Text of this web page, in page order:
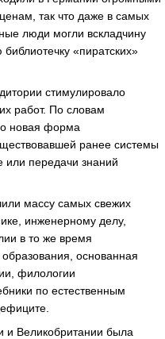
так что даже в самых
люди могли вскладчину
библиотечку «пиратских»
стимулировало
работ. По словам
новая форма
ранее системы
или передачи знаний
массу самых свежих
инженерному делу,
в то же время
основанная
филологии
по естественным
и Великобритании была